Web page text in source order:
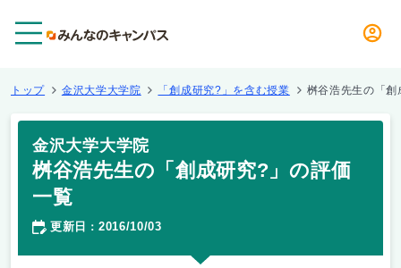
トップ 金沢大学大学院 「創成研究?」を含む授業 桝谷浩先生の「
金沢大学大学院
桝谷浩先生の「創成研究?」の評価
一覧
更新日 ： 2016/10/03